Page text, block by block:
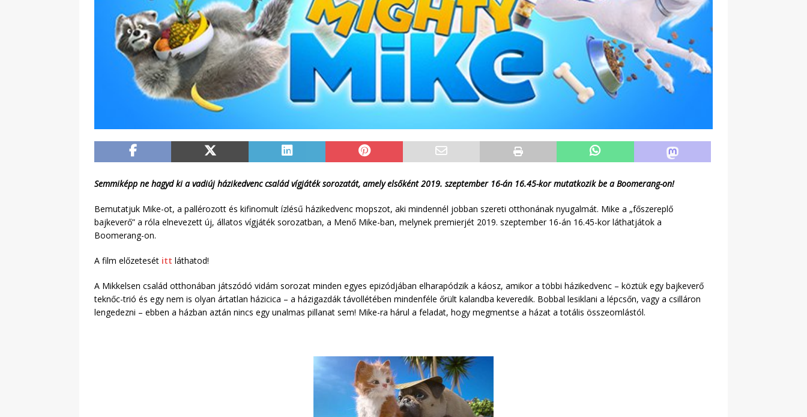
Semmiképp ne hagyd ki a vadiúj házikedvenc család vígjáték sorozatát, amely elsőként 2019. szeptember 16-án 16.45-kor mutatkozik be a Boomerang-on!
Bemutatjuk Mike-ot, a pallérozott és kifinomult ízlésű házikedvenc mopszot, aki mindennél jobban szereti otthonának nyugalmát. Mike a „főszereplő
bajkeverő” a róla elnevezett új, állatos vígjáték sorozatban, a Menő Mike-ban, melynek premierjét 2019. szeptember 16-án 16.45-kor láthatjátok a
Boomerang-on.
A film előzetesét itt láthatod!
A Mikkelsen család otthonában játszódó vidám sorozat minden egyes epizódjában elharapódzik a káosz, amikor a többi házikedvenc – köztük egy bajkeverő
teknőc-trió és egy nem is olyan ártatlan házicica – a házigazdák távollétében mindenféle őrült kalandba keveredik. Bobbal lesiklani a lépcsőn, vagy a csilláron
lengedezni – ebben a házban aztán nincs egy unalmas pillanat sem! Mike-ra hárul a feladat, hogy megmentse a házat a totális összeomlástól.